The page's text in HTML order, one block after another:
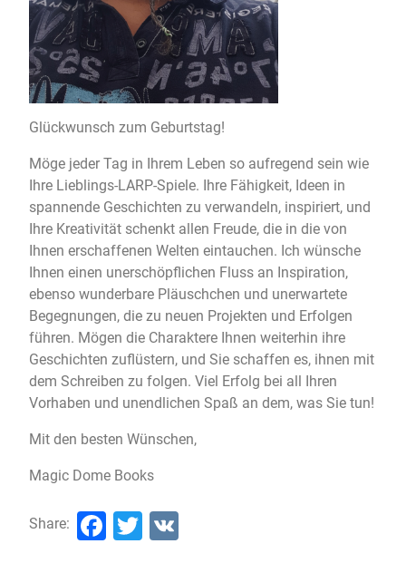
Glückwunsch zum Geburtstag!
Möge jeder Tag in Ihrem Leben so aufregend sein wie
Ihre Lieblings-LARP-Spiele. Ihre Fähigkeit, Ideen in
spannende Geschichten zu verwandeln, inspiriert, und
Ihre Kreativität schenkt allen Freude, die in die von
Ihnen erschaffenen Welten eintauchen. Ich wünsche
Ihnen einen unerschöpflichen Fluss an Inspiration,
ebenso wunderbare Pläuschchen und unerwartete
Begegnungen, die zu neuen Projekten und Erfolgen
führen. Mögen die Charaktere Ihnen weiterhin ihre
Geschichten zuflüstern, und Sie schaffen es, ihnen mit
dem Schreiben zu folgen. Viel Erfolg bei all Ihren
Vorhaben und unendlichen Spaß an dem, was Sie tun!
Mit den besten Wünschen,
Magic Dome Books
Share: Facebook
Twitter